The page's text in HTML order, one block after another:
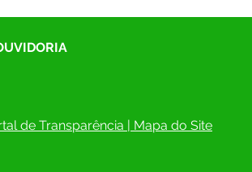
de Transparência | Mapa do Site